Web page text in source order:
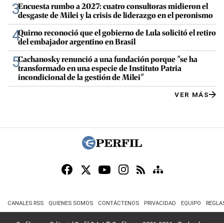
3Encuesta rumbo a 2027: cuatro consultoras midieron el
desgaste de Milei y la crisis de liderazgo en el peronismo
4Quirno reconoció que el gobierno de Lula solicitó el retiro
del embajador argentino en Brasil
5Cachanosky renunció a una fundación porque "se ha
transformado en una especie de Instituto Patria
incondicional de la gestión de Milei"
VER MÁS
CANALES RSS QUIENES SOMOS CONTÁCTENOS PRIVACIDAD EQUIPO